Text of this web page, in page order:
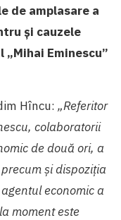
de amplasare a
și cauzele
Eminescu”
Hîncu: „Referitor
colaboratorii
de două ori, a
și dispoziția
economic a
moment este